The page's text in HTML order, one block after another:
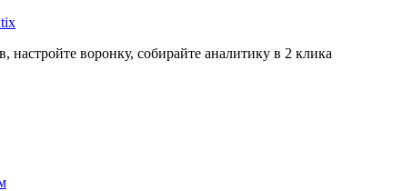
настройте воронку, собирайте аналитику в 2 клика